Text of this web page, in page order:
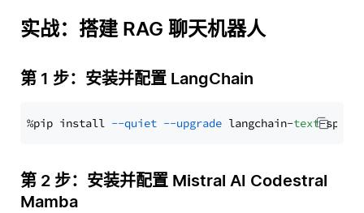
实战：搭建 RAG 聊天机器人
第 1 步：安装并配置 LangChain
%pip install --quiet --upgrade langchain-text
第 2 步：安装并配置 Mistral AI Codestral
Mamba